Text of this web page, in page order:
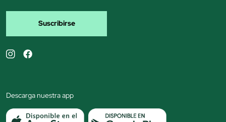
Suscribirse
Descarga nuestra app